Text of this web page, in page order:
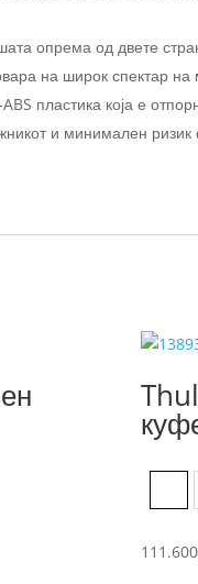
опрема од двете
на широк спектар
пластика која е
и минимален ризик